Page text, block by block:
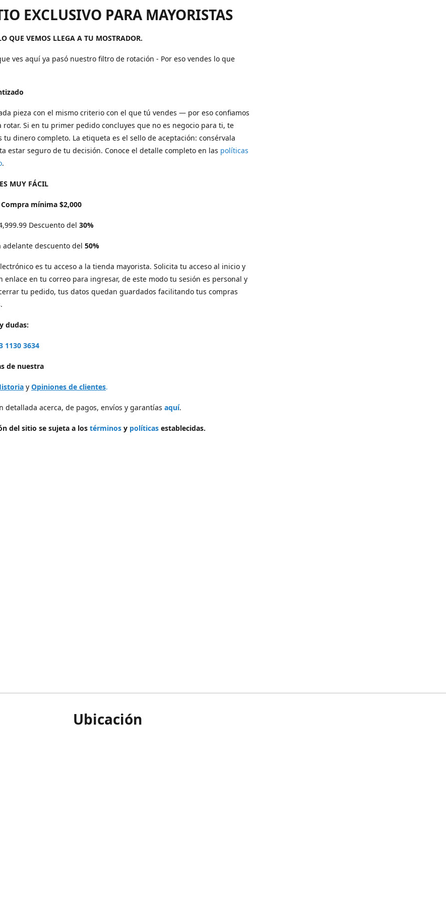
EXCLUSIVO PARA MAYORISTAS
QUE VEMOS LLEGA A TU MOSTRADOR.
ves aquí ya pasó nuestro filtro de rotación - Por eso vendes lo que
pieza con el mismo criterio con el que tú vendes — por eso confiamos
rotar. Si en tu primer pedido concluyes que no es negocio para ti, te
tu dinero completo. La etiqueta es el sello de aceptación: consérvala
estar seguro de tu decisión. Conoce el detalle completo en las políticas
.
MUY FÁCIL
Compra mínima $2,000
Descuento del 30%
adelante descuento del 50%
es tu acceso a la tienda mayorista. Solicita tu acceso al inicio y
enlace en tu correo para ingresar, de este modo tu sesión es personal y
tu pedido, tus datos quedan guardados facilitando tus compras
dudas:
1130 3634
de nuestra
y Opiniones de clientes.
detallada acerca, de pagos, envíos y garantías aquí.
del sitio se sujeta a los términos y políticas establecidas.
Ubicación